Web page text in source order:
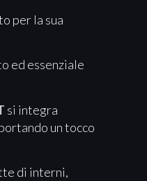
per la sua
ed essenziale
si integra
un tocco
di interni,